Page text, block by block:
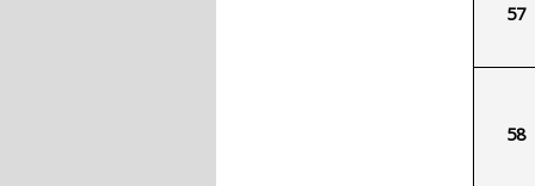
57
58